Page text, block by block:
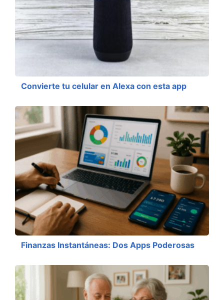
Convierte tu celular en Alexa con esta app
Finanzas Instantáneas: Dos Apps Poderosas